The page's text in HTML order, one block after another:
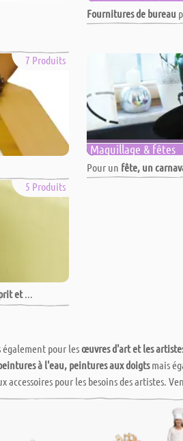
Fournitures de bureau
7 Produits
Maquillage & fêtes
Pour un fête, un
5 Produits
et...
pour lesœuvres d'art et les
à l'eau, peintures aux doigtsmais
pour les besoins des artistes.